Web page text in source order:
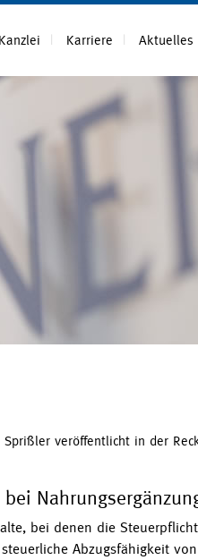
Kanzlei Karriere Aktuelles
veröffentlicht in der
bei denen die
Abzugsfähigkeit